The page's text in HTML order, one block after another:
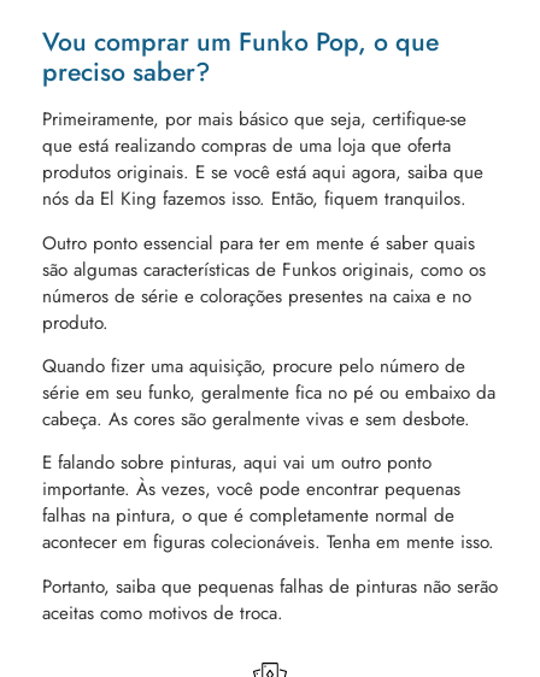
Vou comprar um Funko Pop, o que
preciso saber?
Primeiramente, por mais básico que seja, certifique-se
que está realizando compras de uma loja que oferta
produtos originais. E se você está aqui agora, saiba que
nós da El King fazemos isso. Então, fiquem tranquilos.
Outro ponto essencial para ter em mente é saber quais
são algumas características de Funkos originais, como os
números de série e colorações presentes na caixa e no
produto.
Quando fizer uma aquisição, procure pelo número de
série em seu funko, geralmente fica no pé ou embaixo da
cabeça. As cores são geralmente vivas e sem desbote.
E falando sobre pinturas, aqui vai um outro ponto
importante. Às vezes, você pode encontrar pequenas
falhas na pintura, o que é completamente normal de
acontecer em figuras colecionáveis. Tenha em mente isso.
Portanto, saiba que pequenas falhas de pinturas não serão
aceitas como motivos de troca.